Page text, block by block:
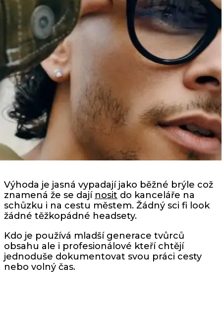
Výhoda je jasná vypadají jako běžné brýle což
znamená že se dají nosit do kanceláře na
schůzku i na cestu městem. Žádný sci fi look
žádné těžkopádné headsety.
Kdo je používá mladší generace tvůrců
obsahu ale i profesionálové kteří chtějí
jednoduše dokumentovat svou práci cesty
nebo volný čas.